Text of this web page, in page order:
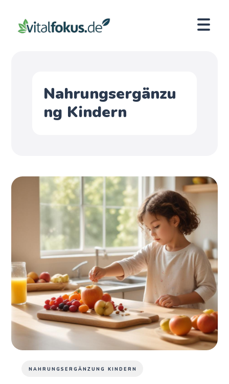
Nahrungsergänzu
ng Kindern
NAHRUNGSERGÄNZUNG KINDERN